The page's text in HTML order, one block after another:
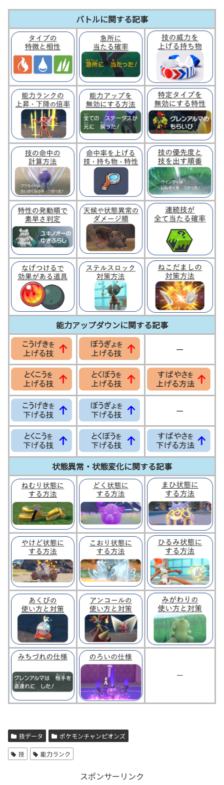
バトルに関する記事
能力アップダウンに関する記事
ー
ー
状態異常・状態変化に関する記事
ー
技データ ポケモンチャンピオンズ
技 能力ランク
スポンサーリンク